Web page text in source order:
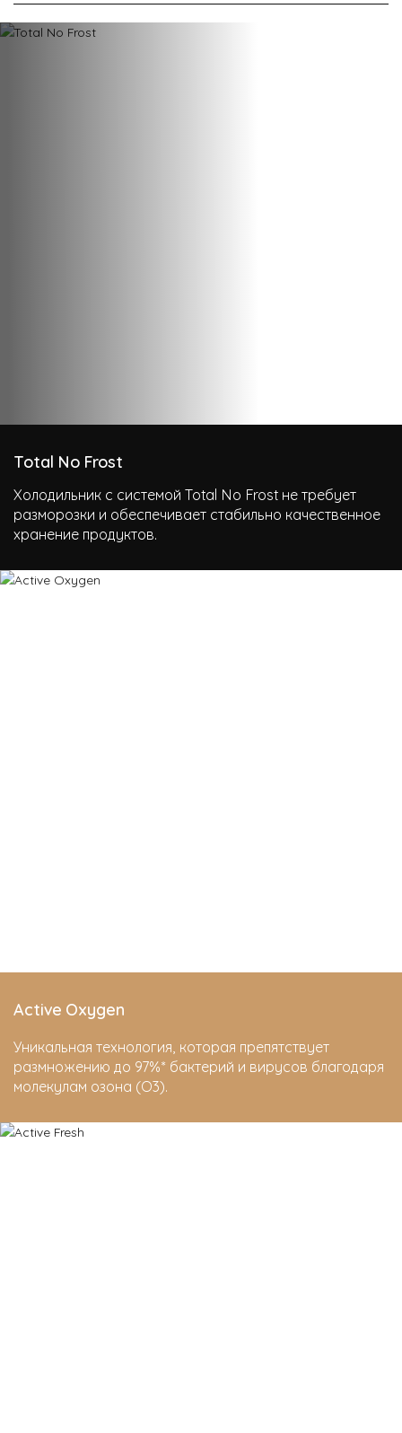
Total No Frost
Холодильник с системой Total No Frost не требует
разморозки и обеспечивает стабильно качественное
хранение продуктов.
Active Oxygen
Уникальная технология, которая препятствует
размножению до 97%* бактерий и вирусов благодаря
молекулам озона (O3).